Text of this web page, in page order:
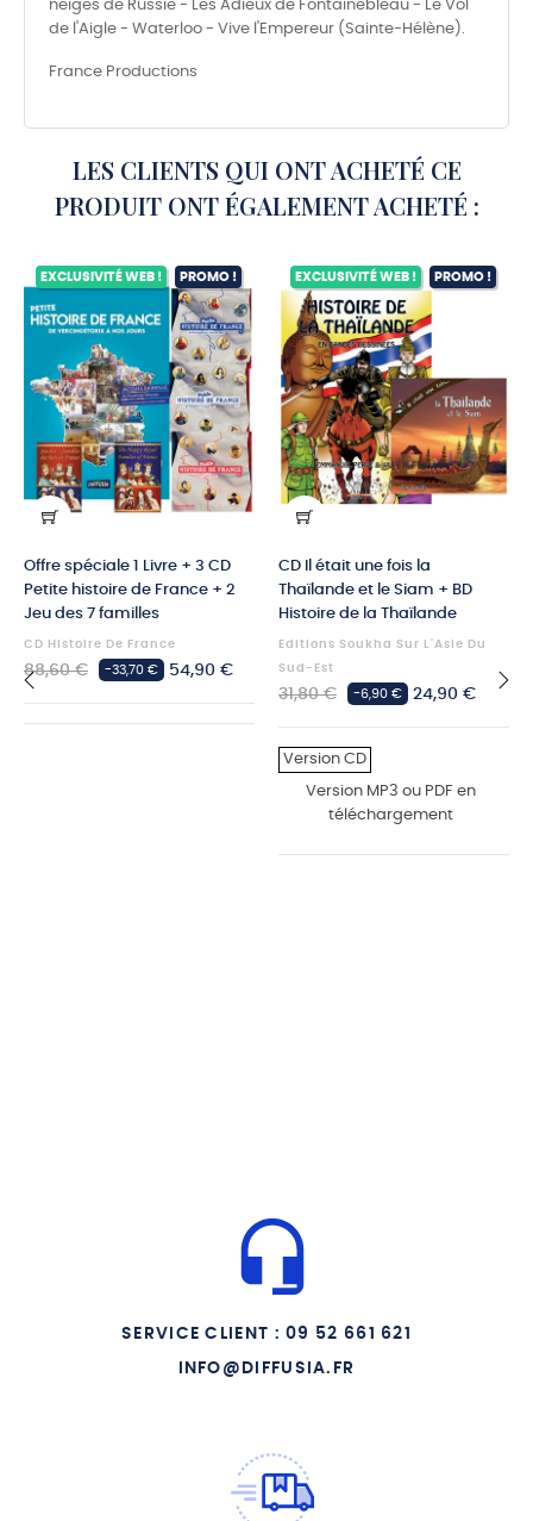
neiges de Russie - Les Adieux de Fontainebleau - Le Vol
de l'Aigle - Waterloo - Vive l'Empereur (Sainte-Hélène).
France Productions
LES CLIENTS QUI ONT ACHETÉ CE
PRODUIT ONT ÉGALEMENT ACHETÉ :
EXCLUSIVITÉ WEB ! PROMO !
Offre spéciale 1 Livre + 3 CD
Petite histoire de France + 2
Jeu des 7 familles
CD Histoire De France
Prix
habituel
88,60 € -33,70 € Prix
54,90 €
EXCLUSIVITÉ WEB ! PROMO !
CD Il était une fois la
Thaïlande et le Siam + BD
Histoire de la Thaïlande
Editions Soukha Sur L'Asie Du
Sud-Est
Prix
31,80 € -6,90 € Prix
24,90 €
Version CD
Version MP3 ou PDF en
téléchargement
‹ ›
SERVICE CLIENT : 09 52 661 621
INFO@DIFFUSIA.FR